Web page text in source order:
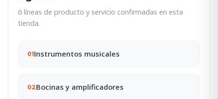
6 líneas de producto y servicio confirmadas en esta
tienda.
01Instrumentos musicales
02Bocinas y amplificadores